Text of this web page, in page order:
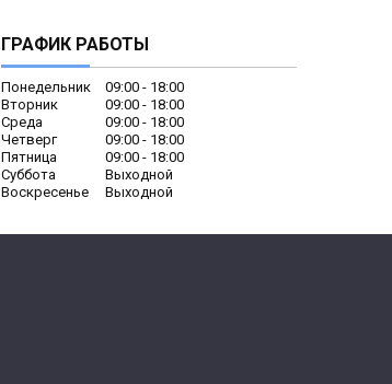
ГРАФИК РАБОТЫ
Понедельник 09:00
18:00
Вторник
09:00
18:00
Среда
09:00
18:00
Четверг
09:00
18:00
Пятница
09:00
18:00
Суббота
Выходной
Воскресенье
Выходной